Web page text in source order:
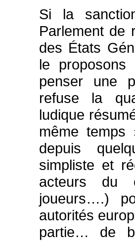
Si la
Parlement de
des États
le
penser une
refuse la
ludique
même
depuis
simpliste et
acteurs du
joueurs….)
autorités
partie… de